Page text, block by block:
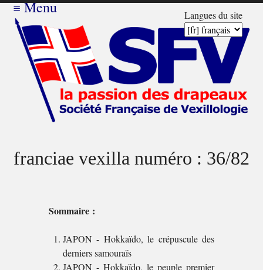
Langues du site
≡Menu
franciae vexilla numéro : 36/82
Sommaire :
JAPON - Hokkaïdo, le crépuscule des
derniers samouraïs
JAPON - Hokkaïdo, le peuple premier